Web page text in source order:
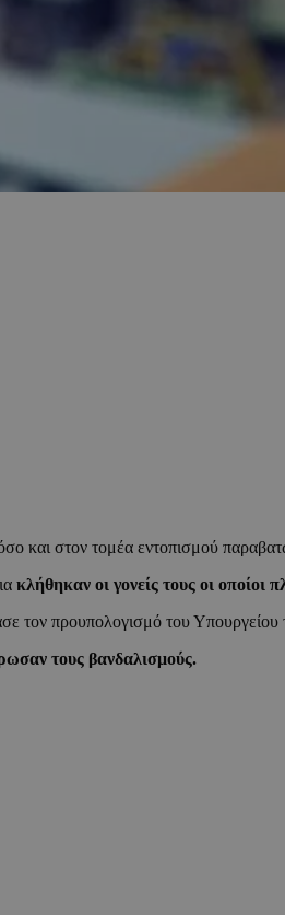
και στον τομέα εντοπισμού
κλήθηκαν οι γονείς τους οι
τον προυπολογισμό του Υπουργείου
τους βανδαλισμούς.